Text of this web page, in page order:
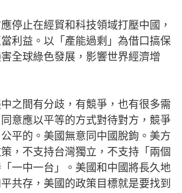
停止在經貿和科技領域打壓中國，
利益。以「產能過剩」為借口搞保
全球綠色發展，影響世界經濟增
之間有分歧，有競爭，也有很多需
意應以平等的方式對待對方，競爭
平的。美國無意同中國脫鉤。美方
，不支持台灣獨立，不支持「兩個
一中一台」。美國和中國將長久地
共存，美國的政策目標就是要找到